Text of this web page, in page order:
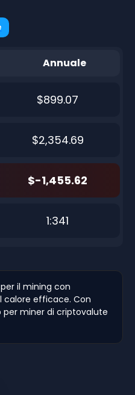
Annuale
$899.07
$2,354.69
$-1,455.62
1:341
il mining con
calore efficace. Con
per miner di criptovalute